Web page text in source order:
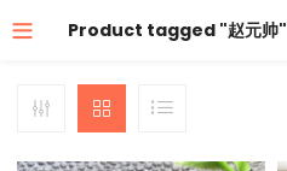
Product tagged "赵元帅"